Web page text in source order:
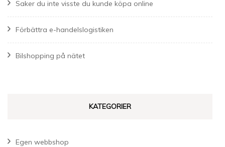
Saker du inte visste du kunde köpa online
Förbättra e-handelslogistiken
Bilshopping på nätet
KATEGORIER
Egen webbshop